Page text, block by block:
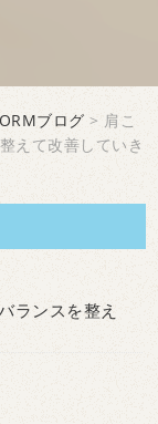
ブログ > 肩こ
えて改善していき
ランスを整え